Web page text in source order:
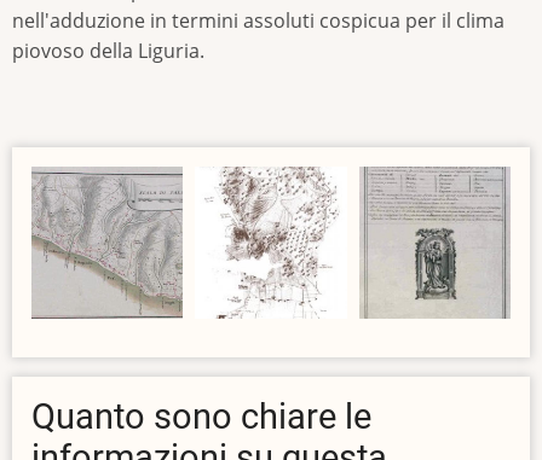
nell'adduzione in termini assoluti cospicua per il clima
piovoso della Liguria.
Quanto sono chiare le